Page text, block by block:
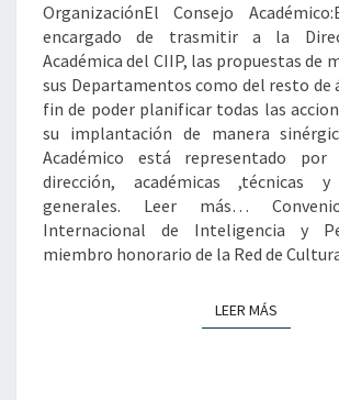
OrganizaciónEl Consejo
encargado de trasmitir a la
Académica del CIIP, las propuestas de
sus Departamentos como del resto de
fin de poder planificar todas las
su implantación de manera
Académico está representado
dirección, académicas ,técnicas
generales. Leer más…
Internacional de Inteligencia y
miembro honorario de la Red de
LEER MÁSLEER MÁS